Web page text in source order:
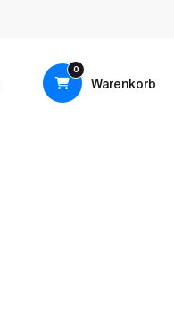
0
Warenkorb